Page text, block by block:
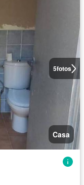
5fotos
Casa